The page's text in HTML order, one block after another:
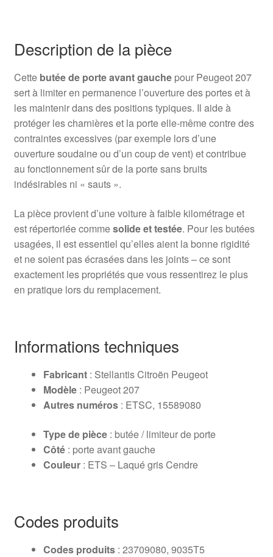
Description de la pièce
Cette butée de porte avant gauchepour Peugeot 207
sert à limiter en permanence l’ouverture des portes et à
les maintenir dans des positions typiques. Il aide à
protéger les charnières et la porte elle-même contre des
contraintes excessives (par exemple lors d’une
ouverture soudaine ou d’un coup de vent) et contribue
au fonctionnement sûr de la porte sans bruits
indésirables ni « sauts ».
La pièce provient d’une voiture à faible kilométrage et
est répertoriée commesolide et testée. Pour les butées
usagées, il est essentiel qu’elles aient la bonne rigidité
et ne soient pas écrasées dans les joints – ce sont
exactement les propriétés que vous ressentirez le plus
en pratique lors du remplacement.
Informations techniques
Fabricant: Stellantis Citroën Peugeot
Modèle: Peugeot 207
Autres numéros: ETSC, 15589080
Type de pièce: butée / limiteur de porte
Côté: porte avant gauche
Couleur: ETS – Laqué gris Cendre
Codes produits
Codes produits: 23709080, 9035T5